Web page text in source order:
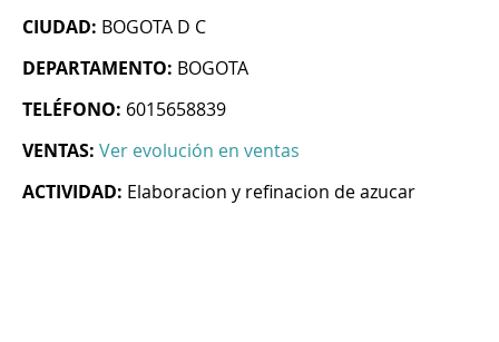
CIUDAD: BOGOTA D C
DEPARTAMENTO: BOGOTA
TELÉFONO: 6015658839
VENTAS: Ver evolución en ventas
ACTIVIDAD: Elaboracion y refinacion de azucar